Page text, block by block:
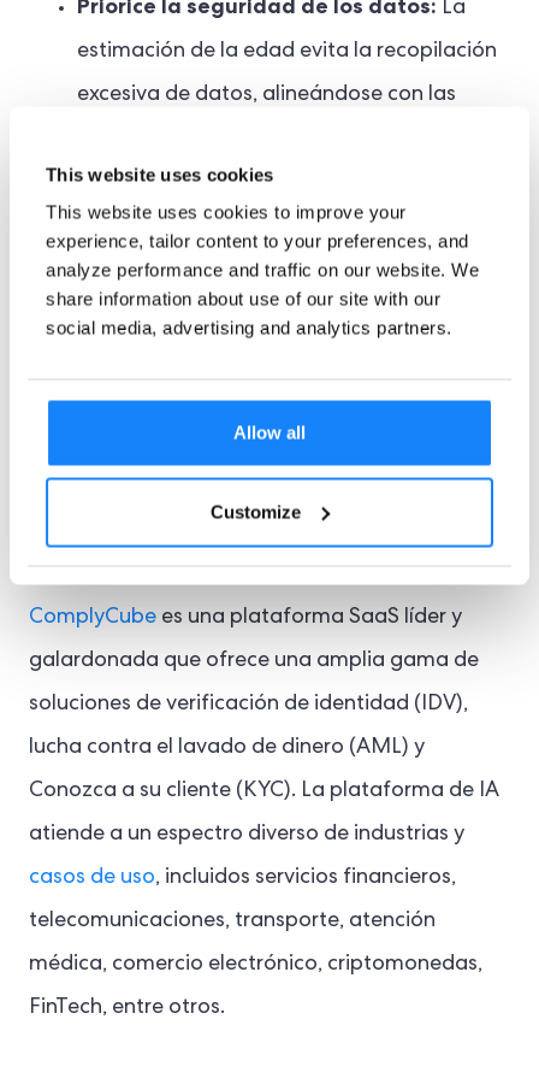
This website uses cookies
This website uses cookies to improve your
experience, tailor content to your preferences, and
analyze performance and traffic on our website. We
share information about use of our site with our
social media, advertising and analytics partners.
Allow all
Customize
La
estimación de la edad evita la recopilación
excesiva de datos, alineándose con las
nivel.
La función de estimación de edad de
ComplyCube proporciona un método perfecto
para verificar la edad. Al minimizar las barreras
conversión, combina armoniosamente eficiencia
con confiabilidad.
Acerca de ComplyCube
ComplyCube es una plataforma SaaS líder y
galardonada que ofrece una amplia gama de
soluciones de verificación de identidad (IDV),
lucha contra el lavado de dinero (AML) y
Conozca a su cliente (KYC). La plataforma de IA
atiende a un espectro diverso de industrias y
casos de uso, incluidos servicios financieros,
telecomunicaciones, transporte, atención
médica, comercio electrónico, criptomonedas,
FinTech, entre otros.